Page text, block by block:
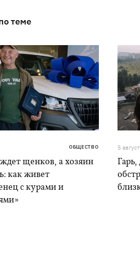
теме
ОБЩЕСТВО
щенков, а хозяин
как живет
с курами и
5